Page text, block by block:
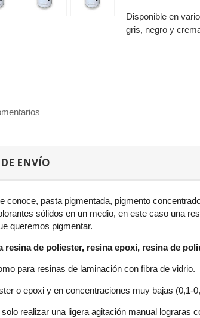
Disponible en
gris, negro y
ENVÍO
conoce, pasta pigmentada, pigmento
sólidos en un medio, en este caso una
queremos pigmentar.
de poliester, resina epoxi, resina de
para resinas de laminación con fibra de vidrio.
o epoxi y en concentraciones muy bajas (0,1-
realizar una ligera agitación manual lograras